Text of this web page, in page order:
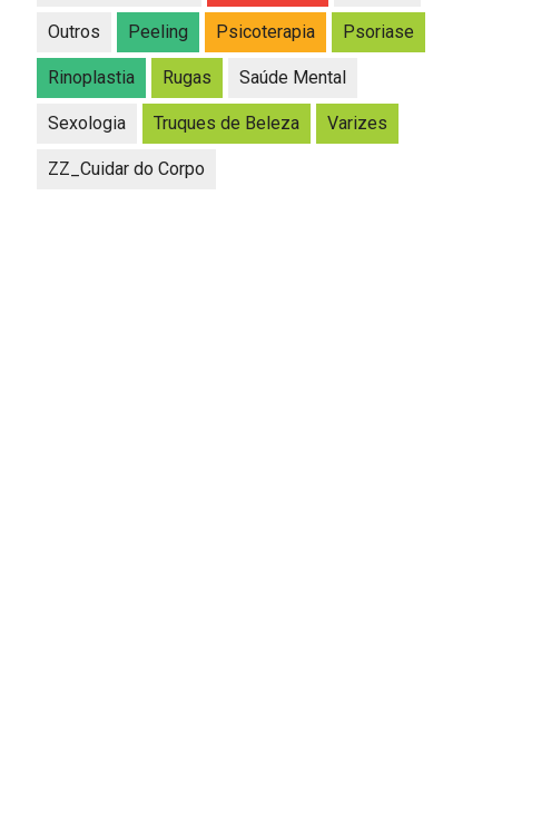
Outros Peeling Psicoterapia Psoriase
Rinoplastia Rugas Saúde Mental
Sexologia Truques de Beleza Varizes
ZZ_Cuidar do Corpo